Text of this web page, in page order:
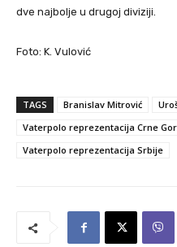
dve najbolje u drugoj diviziji.
Foto: K. Vulović
TAGS Branislav Mitrović
Vaterpolo reprezentacija Crne
Vaterpolo reprezentacija Srbije